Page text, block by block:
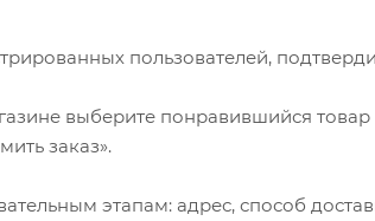
пользователей,
выберите понравившийся товар
заказ».
этапам: адрес, способ